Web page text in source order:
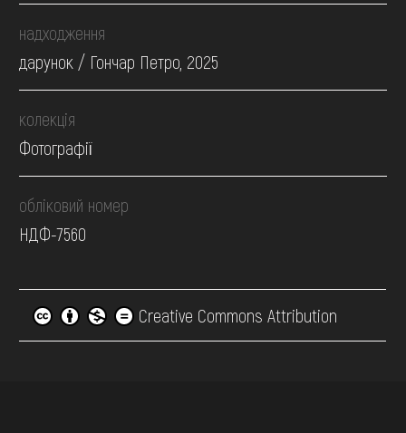
надходження
дарунок / Гончар Петро, 2025
колекція
Фотографії
обліковий номер
НДФ-7560
Creative Commons Attribution